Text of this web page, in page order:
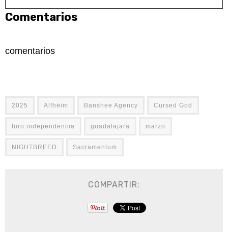
Comentarios
comentarios
2025 Alfhëim Banshee Agency Cursed God
foro independencia guadalajara marzo
NIGHTBREED Sacramentum
COMPARTIR: